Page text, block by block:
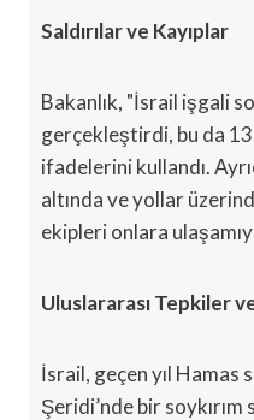
Saldırılar ve Kayıplar
Bakanlık, "İsrail işgali
gerçekleştirdi, bu da 13
ifadelerini kullandı.
altında ve yollar
ekipleri onlara
Uluslararası Tepkiler
İsrail, geçen yıl Hamas
Şeridi’nde bir soykırım